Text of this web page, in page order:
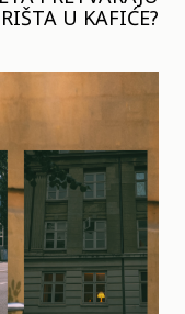
U KAFIĆE?